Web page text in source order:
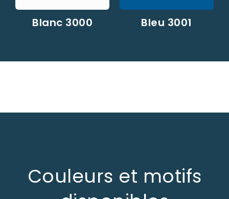
Blanc 3000 Bleu 3001
Couleurs et motifs